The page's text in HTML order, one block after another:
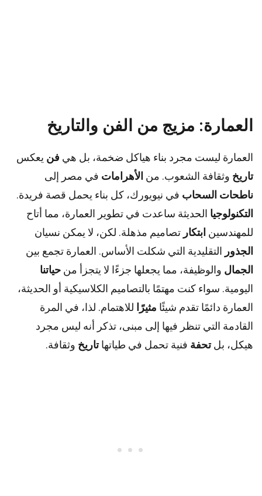
العمارة: مزيج من الفن والتاريخ
العمارة ليست مجرد بناء هياكل ضخمة، بل هي فن يعكس
تاريخ وثقافة الشعوب. من الأهرامات في مصر إلى
ناطحات السحاب في نيويورك، كل بناء يحمل قصة فريدة.
التكنولوجيا الحديثة ساعدت في تطوير العمارة، مما أتاح
للمهندسين ابتكار تصاميم مذهلة. لكن، لا يمكن نسيان
الجذور التقليدية التي شكلت الأساس. العمارة تجمع بين
الجمال والوظيفة، مما يجعلها جزءًا لا يتجزأ من حياتنا
اليومية. سواء كنت مهتمًا بالتصاميم الكلاسيكية أو الحديثة،
العمارة دائمًا تقدم شيئًا مثيرًا
للاهتمام. لذا، في المرة
القادمة التي تنظر فيها إلى مبنى، تذكر أنه ليس مجرد
هيكل، بلتحفة فنية تحمل في طياتهاتاريخ وثقافة.